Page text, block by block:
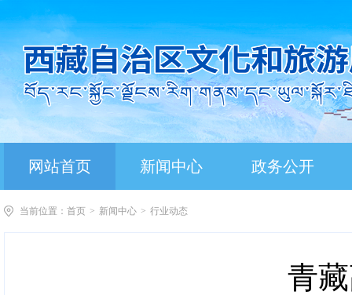
网站首页 新闻中心 政务公开
当前位置： 首页 > 新闻中心 > 行业动态
青